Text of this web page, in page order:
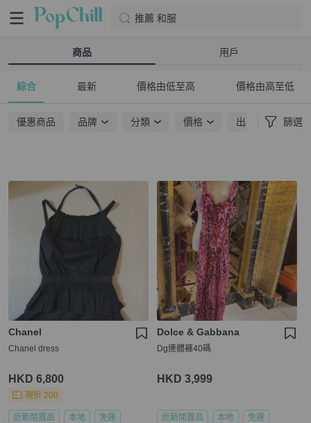
推薦 和服
商品 用戶
綜合 最新 價格由低至高 價格由高至低
優惠商品 品牌 分類 價格 出貨地點 篩選
Chanel
Chanel dress
HKD 6,800
現折 200
近新閒置品 本地 免運
Dolce & Gabbana
Dg連體褲40碼
HKD 3,999
近新閒置品 本地 免運